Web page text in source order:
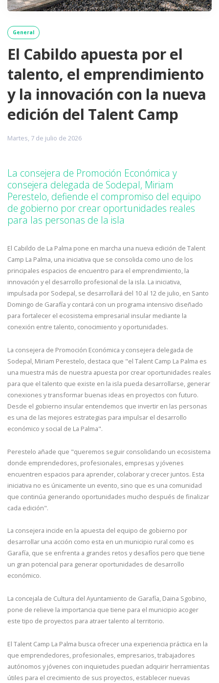
General
El Cabildo apuesta por el
talento, el emprendimiento
y la innovación con la nueva
edición del Talent Camp
Martes, 7 de julio de 2026
La consejera de Promoción Económica y
consejera delegada de Sodepal, Miriam
Perestelo, defiende el compromiso del equipo
de gobierno por crear oportunidades reales
para las personas de la isla
El Cabildo de La Palma pone en marcha una nueva edición de Talent
Camp La Palma, una iniciativa que se consolida como uno de los
principales espacios de encuentro para el emprendimiento, la
innovación y el desarrollo profesional de la isla. La iniciativa,
impulsada por Sodepal, se desarrollará del 10 al 12 de julio, en Santo
Domingo de Garafía y contará con un programa intensivo diseñado
para fortalecer el ecosistema empresarial insular mediante la
conexión entre talento, conocimiento y oportunidades.
La consejera de Promoción Económica y consejera delegada de
Sodepal, Miriam Perestelo, destaca que "el Talent Camp La Palma es
una muestra más de nuestra apuesta por crear oportunidades reales
para que el talento que existe en la isla pueda desarrollarse, generar
conexiones y transformar buenas ideas en proyectos con futuro.
Desde el gobierno insular entendemos que invertir en las personas
es una de las mejores estrategias para impulsar el desarrollo
económico y social de La Palma".
Perestelo añade que "queremos seguir consolidando un ecosistema
donde emprendedores, profesionales, empresas y jóvenes
encuentren espacios para aprender, colaborar y crecer juntos. Esta
iniciativa no es únicamente un evento, sino que es una comunidad
que continúa generando oportunidades mucho después de finalizar
cada edición".
La consejera incide en la apuesta del equipo de gobierno por
desarrollar una acción como esta en un municipio rural como es
Garafía, que se enfrenta a grandes retos y desafíos pero que tiene
un gran potencial para generar oportunidades de desarrollo
económico.
La concejala de Cultura del Ayuntamiento de Garafía, Daina Sgobino,
pone de relieve la importancia que tiene para el municipio acoger
este tipo de proyectos para atraer talento al territorio.
El Talent Camp La Palma busca ofrecer una experiencia práctica en la
que emprendedores, profesionales, empresarios, trabajadores
autónomos y jóvenes con inquietudes puedan adquirir herramientas
útiles para el crecimiento de sus proyectos, establecer nuevas